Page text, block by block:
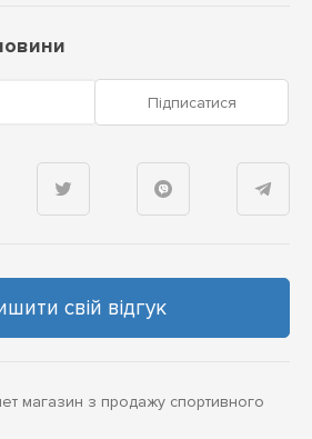
Підписатися
свій відгук
магазин з продажу спортивного